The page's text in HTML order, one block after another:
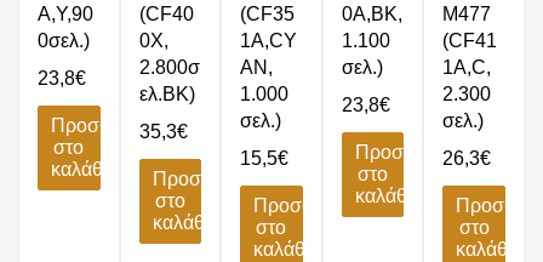
A,Y,90
0σελ.)
23,8€
Προσθήκη
στο
καλάθι
(CF40
0X,
2.800σ
ελ.BK)
35,3€
Προσθήκη
στο
καλάθι
(CF35
1A,CY
AN,
1.000
σελ.)
15,5€
Προσθήκη
στο
καλάθι
0A,BK,
1.100
σελ.)
23,8€
Προσθήκη
στο
καλάθι
M477
(CF41
1A,C,
2.300
σελ.)
26,3€
στο
καλάθι